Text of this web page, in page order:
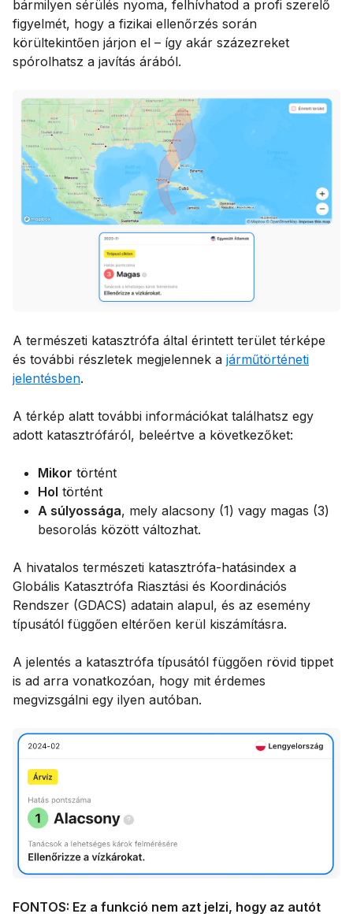
bármilyen sérülés nyoma, felhívhatod a profi szerelő
figyelmét, hogy a fizikai ellenőrzés során
körültekintően járjon el – így akár százezreket
spórolhatsz a javítás árából.
A természeti katasztrófa által érintett terület térképe
és további részletek megjelennek a járműtörténeti
jelentésben.
A térkép alatt további információkat találhatsz egy
adott katasztrófáról, beleértve a következőket:
Mikor történt
Hol történt
A súlyossága, mely alacsony (1) vagy magas (3)
besorolás között változhat.
A hivatalos természeti katasztrófa-hatásindex a
Globális Katasztrófa Riasztási és Koordinációs
Rendszer (GDACS) adatain alapul, és az esemény
típusától függően eltérően kerül kiszámításra.
A jelentés a katasztrófa típusától függően rövid tippet
is ad arra vonatkozóan, hogy mit érdemes
megvizsgálni egy ilyen autóban.
FONTOS: Ez a funkció nem azt jelzi, hogy az autót